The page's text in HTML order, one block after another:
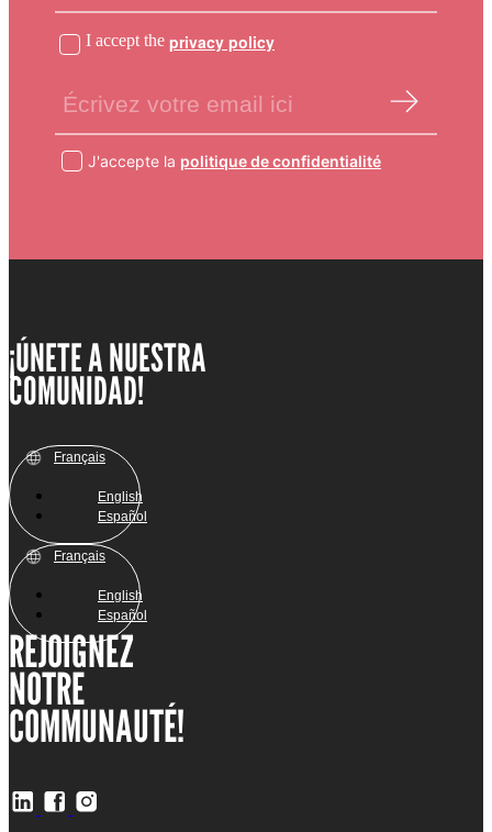
I accept the privacy policy
J'accepte la politique de confidentialité
¡ÚNETE A NUESTRA
COMUNIDAD!
Français
English
Español
Français
English
Español
REJOIGNEZ
NOTRE
COMMUNAUTÉ!